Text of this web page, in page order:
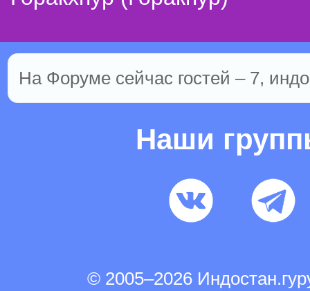
На Форуме сейчас гостей – 7,
Наши
© 2005–2026